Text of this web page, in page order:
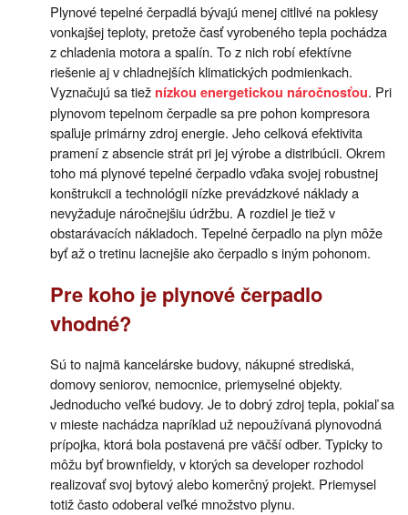
Plynové tepelné čerpadlá bývajú menej citlivé na poklesy
vonkajšej teploty, pretože časť vyrobeného tepla pochádza
z chladenia motora a spalín. To z nich robí efektívne
riešenie aj v chladnejších klimatických podmienkach.
Vyznačujú sa tiež nízkou energetickou náročnosťou. Pri
plynovom tepelnom čerpadle sa pre pohon kompresora
spaľuje primárny zdroj energie. Jeho celková efektivita
pramení z absencie strát pri jej výrobe a distribúcii. Okrem
toho má plynové tepelné čerpadlo vďaka svojej robustnej
konštrukcii a technológii nízke prevádzkové náklady a
nevyžaduje náročnejšiu údržbu. A rozdiel je tiež v
obstarávacích nákladoch. Tepelné čerpadlo na plyn môže
byť až o tretinu lacnejšie ako čerpadlo s iným pohonom.
Pre koho je plynové čerpadlo
vhodné?
Sú to najmä kancelárske budovy, nákupné strediská,
domovy seniorov, nemocnice, priemyselné objekty.
Jednoducho veľké budovy. Je to dobrý zdroj tepla, pokiaľ sa
v mieste nachádza napríklad už nepoužívaná plynovodná
prípojka, ktorá bola postavená pre väčší odber. Typicky to
môžu byť brownfieldy, v ktorých sa developer rozhodol
realizovať svoj bytový alebo komerčný projekt. Priemysel
totiž často odoberal veľké množstvo plynu.